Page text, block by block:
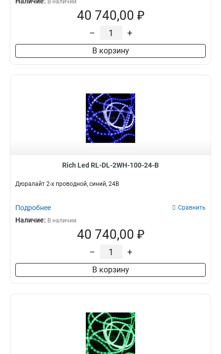
В наличии
40 740,00 ₽
– +
В корзину
Rich Led RL-DL-2WH-100-24-B
Дюралайт 2-х проводной, синий, 24В
Подробнее Сравнить
Наличие: В наличии
40 740,00 ₽
– +
В корзину